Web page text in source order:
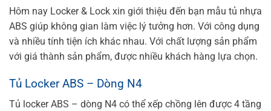
Hôm nay Locker & Lock xin giới thiệu đến bạn mẫu tủ nhựa
ABS giúp không gian làm việc lý tưởng hơn. Với công dụng
và nhiều tính tiện ích khác nhau. Với chất lượng sản phẩm
với giá thành sản phẩm, được nhiều khách hàng lựa chọn.
Tủ Locker ABS – Dòng N4
Tủ locker ABS – dòng N4 có thể xếp chồng lên được 4 tầng